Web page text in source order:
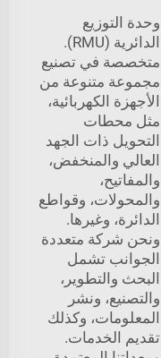
وحدة التوزيع
الدائرية (RMU).
متخصصة في تصنيع
مجموعة متنوعة من
الأجهزة الكهربائية،
مثل محطات
التحويل ذات الجهد
العالي والمنخفض،
والمفاتيح،
والمحولات، وقواطع
الدائرة، وغيرها.
ونحن شركة متعددة
الجوانب تشمل
البحث والتطوير،
والتصنيع، ونشر
المعلومات، وكذلك
تقديم الخدمات.